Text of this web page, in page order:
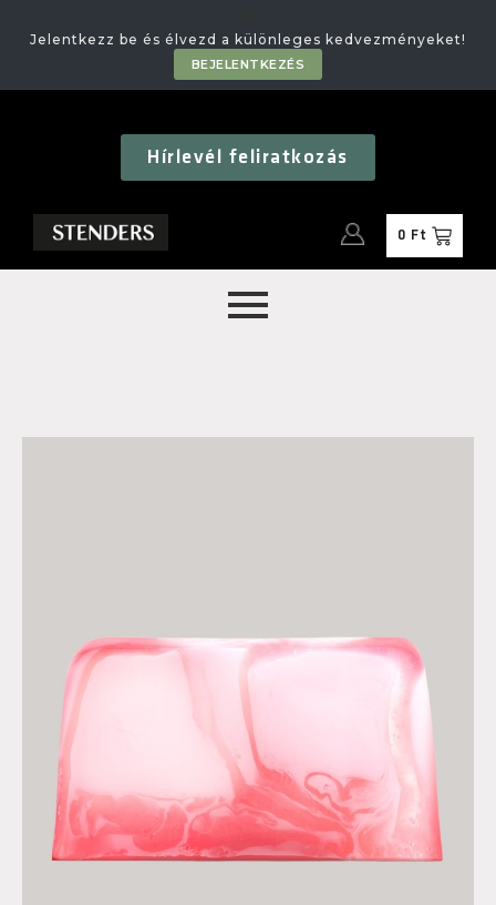
Jelentkezz be és élvezd a különleges kedvezményeket!
BEJELENTKEZÉS
Hírlevél feliratkozás
0 Ft